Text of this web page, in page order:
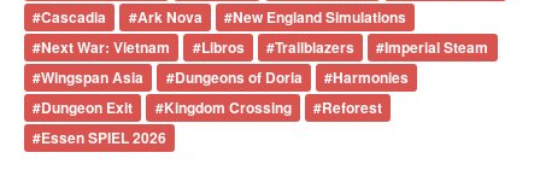
#Cascadia #Ark Nova #New England Simulations
#Next War: Vietnam #Libros #Trailblazers #Imperial Steam
#Wingspan Asia #Dungeons of Doria #Harmonies
#Dungeon Exit #Kingdom Crossing #Reforest
#Essen SPIEL 2026